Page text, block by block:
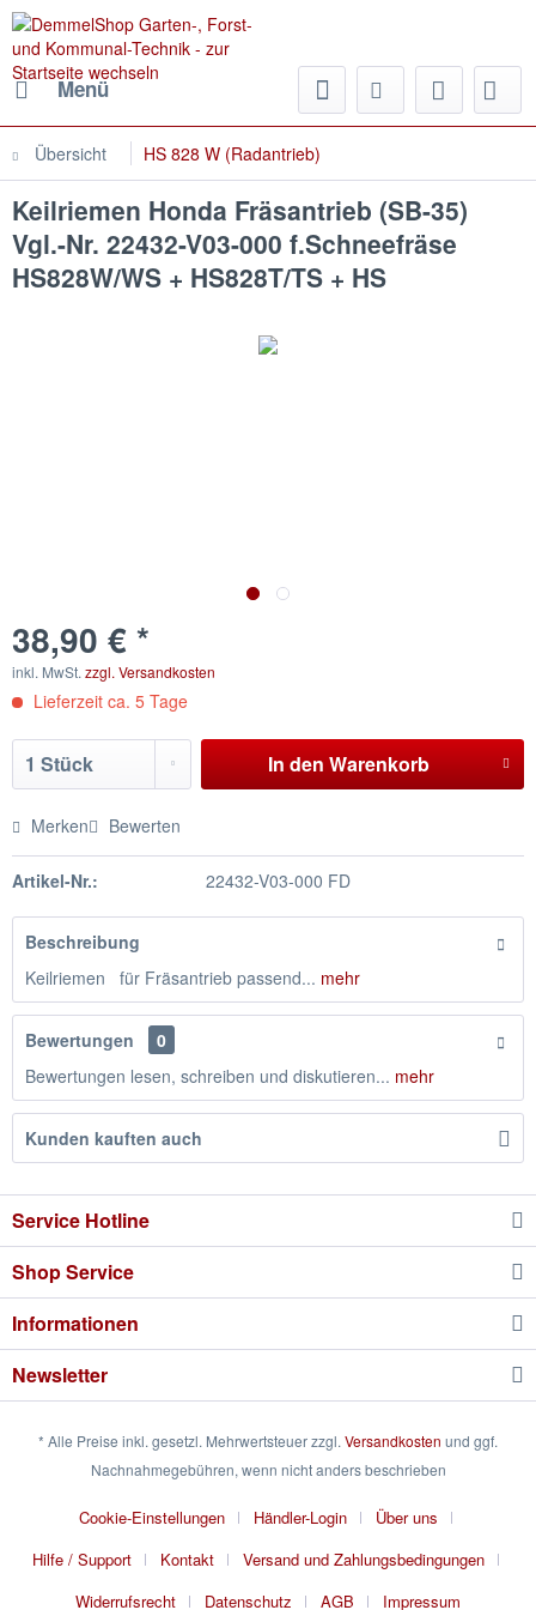
Menü
Übersicht HS 828 W (Radantrieb)
Keilriemen Honda Fräsantrieb (SB-35)
Vgl.-Nr. 22432-V03-000 f.Schneefräse
HS828W/WS + HS828T/TS + HS
38,90 € *
inkl. MwSt. zzgl. Versandkosten
Lieferzeit ca. 5 Tage
In den Warenkorb
Merken Bewerten
Artikel-Nr.: 22432-V03-000 FD
Beschreibung
Keilriemen für Fräsantrieb passend... mehr
Bewertungen
0
Bewertungen lesen, schreiben und diskutieren... mehr
Kunden kauften auch
Service Hotline
Shop Service
Informationen
Newsletter
* Alle Preise inkl. gesetzl. Mehrwertsteuer zzgl. Versandkosten und ggf.
Nachnahmegebühren, wenn nicht anders beschrieben
Cookie-Einstellungen Händler-Login
Über uns
Hilfe / Support
Kontakt
Versand und Zahlungsbedingungen
Widerrufsrecht
Datenschutz AGB Impressum